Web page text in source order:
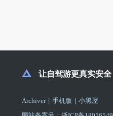
让自驾游更真实安全
Archiver | 手机版 | 小黑屋